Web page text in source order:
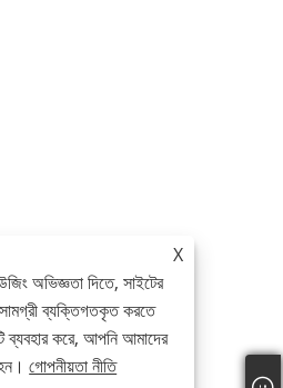
X
অভিজ্ঞতা দিতে, সাইটের
ব্যক্তিগতকৃত করতে
ব্যবহার করে, আপনি আমাদের
হন।গোপনীয়তা নীতি